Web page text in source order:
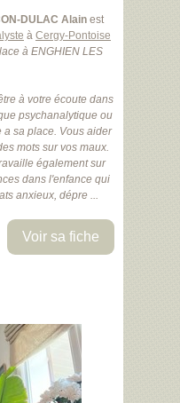
DULAC Alain est
à Cergy-Pontoise
à ENGHIEN LES
à votre écoute dans
psychanalytique ou
a sa place. Vous aider
mots sur vos maux.
également sur
dans l'enfance qui
anxieux, dépre ...
Voir sa fiche